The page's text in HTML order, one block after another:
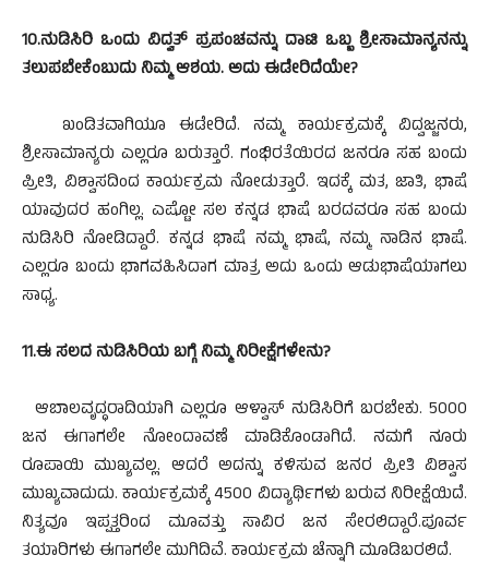
10.ನುಡಿಸಿರಿ ಒಂದು ವಿದ್ವತ್ ಪ್ರಪಂಚವನ್ನು ದಾಟಿ ಒಬ್ಬ ಶ್ರೀಸಾಮಾನ್ಯನನ್ನು
ತಲುಪಬೇಕೆಂಬುದು ನಿಮ್ಮ ಆಶಯ. ಅದು ಈಡೇರಿದೆಯೇ?
ಖಂಡಿತವಾಗಿಯೂ ಈಡೇರಿದೆ. ನಮ್ಮ ಕಾರ್ಯಕ್ರಮಕ್ಕೆ ವಿದ್ವಜ್ಜನರು,
ಶ್ರೀಸಾಮಾನ್ಯರು ಎಲ್ಲರೂ ಬರುತ್ತಾರೆ. ಗಂಭಿರತೆಯಿರದ ಜನರೂ ಸಹ ಬಂದು
ಪ್ರೀತಿ, ವಿಶ್ವಾಸದಿಂದ ಕಾರ್ಯಕ್ರಮ ನೋಡುತ್ತಾರೆ. ಇದಕ್ಕೆ ಮತ, ಜಾತಿ, ಭಾಷೆ
ಯಾವುದರ ಹಂಗಿಲ್ಲ. ಎಷ್ಟೋ ಸಲ ಕನ್ನಡ ಭಾಷೆ ಬರದವರೂ ಸಹ ಬಂದು
ನುಡಿಸಿರಿ ನೋಡಿದ್ದಾರೆ. ಕನ್ನಡ ಭಾಷೆ ನಮ್ಮ ಭಾಷೆ, ನಮ್ಮ ನಾಡಿನ ಭಾಷೆ.
ಎಲ್ಲರೂ ಬಂದು ಭಾಗವಹಿಸಿದಾಗ ಮಾತ್ರ ಅದು ಒಂದು ಆಡುಭಾಷೆಯಾಗಲು
ಸಾಧ್ಯ.
11.ಈ ಸಲದ ನುಡಿಸಿರಿಯ ಬಗ್ಗೆ ನಿಮ್ಮ ನಿರೀಕ್ಷೆಗಳೇನು?
ಆಬಾಲವೃದ್ಧರಾದಿಯಾಗಿ ಎಲ್ಲರೂ ಆಳ್ವಾಸ್ ನುಡಿಸಿರಿಗೆ ಬರಬೇಕು. 5000
ಜನ ಈಗಾಗಲೇ ನೋಂದಾವಣೆ ಮಾಡಿಕೊಂಡಾಗಿದೆ. ನಮಗೆ ನೂರು
ರೂಪಾಯಿ ಮುಖ್ಯವಲ್ಲ. ಆದರೆ ಅದನ್ನು ಕಳಿಸುವ ಜನರ ಪ್ರೀತಿ ವಿಶ್ವಾಸ
ಮುಖ್ಯವಾದುದು. ಕಾರ್ಯಕ್ರಮಕ್ಕೆ 4500 ವಿದ್ಯಾರ್ಥಿಗಳು ಬರುವ ನಿರೀಕ್ಷೆಯಿದೆ.
ನಿತ್ಯವೂ ಇಪ್ಪತ್ತರಿಂದ ಮೂವತ್ತು ಸಾವಿರ ಜನ ಸೇರಲಿದ್ದಾರೆ.ಪೂರ್ವ
ತಯಾರಿಗಳು ಈಗಾಗಲೇ ಮುಗಿದಿವೆ. ಕಾರ್ಯಕ್ರಮ ಚೆನ್ನಾಗಿ ಮೂಡಿಬರಲಿದೆ.